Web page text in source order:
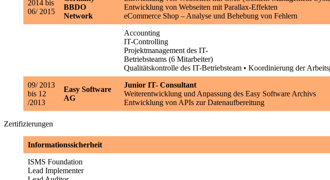
2014 bis
06/ 2015
BBDO
Network
Entwicklung von Webseiten mit Parallax-Effekten
eCommerce Shop – Analyse und Behebung von Fehlern
Accounting
IT-Controlling
Projektmanagement des IT-
Betriebsteams (6 Mitarbeiter)
Qualitätskontrolle des IT-Betriebsteam • Koordinierung der
09/ 2013
bis 12
/2013
Easy Software
AG
Junior IT- Consultant
Weiterentwicklung und Anpassung des Easy Software Archivs
Entwicklung von APIs zur Datenaufbereitung
Zertifizierungen
Informationssicherheit
ISMS Foundation
Lead Implementer